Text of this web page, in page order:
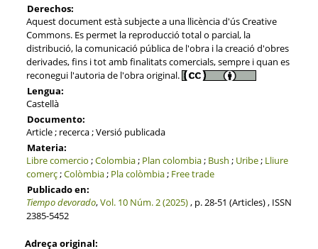
Derechos:
Aquest document està subjecte a una llicència d'ús Creative
Commons. Es permet la reproducció total o parcial, la
distribució, la comunicació pública de l'obra i la creació d'obres
derivades, fins i tot amb finalitats comercials, sempre i quan es
reconegui l'autoria de l'obra original.
Lengua:
Castellà
Documento:
Article ; recerca ; Versió publicada
Materia:
Libre comercio ;Colombia; Plan colombia; Bush ; Uribe; Lliure
comerç;Colòmbia; Pla colòmbia; Free trade
Publicado en:
Tiempo devorado,Vol. 10 Núm. 2 (2025), p. 28-51 (Articles) , ISSN
2385-5452
Adreça original: